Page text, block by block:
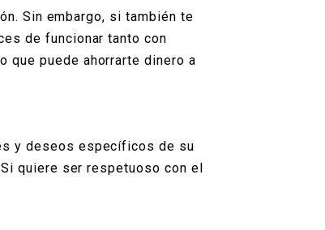
Sin embargo, si también te
de funcionar tanto con
que puede ahorrarte dinero a
y deseos específicos de su
quiere ser respetuoso con el